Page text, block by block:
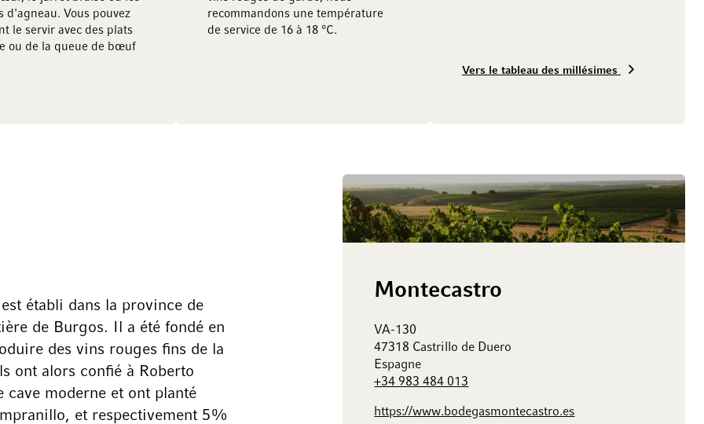
d'agneau. Vous pouvez
le servir avec des plats
ou de la queue de bœuf
recommandons une température
de service de 16 à 18 °C.
Vers le tableau des millésimes
Montecastro
VA-130
47318 Castrillo de Duero
Espagne
+34 983 484 013
https://www.bodegasmontecastro.es
établi dans la province de
de Burgos. Il a été fondé en
des vins rouges fins de la
ont alors confié à Roberto
cave moderne et ont planté
et respectivement 5%